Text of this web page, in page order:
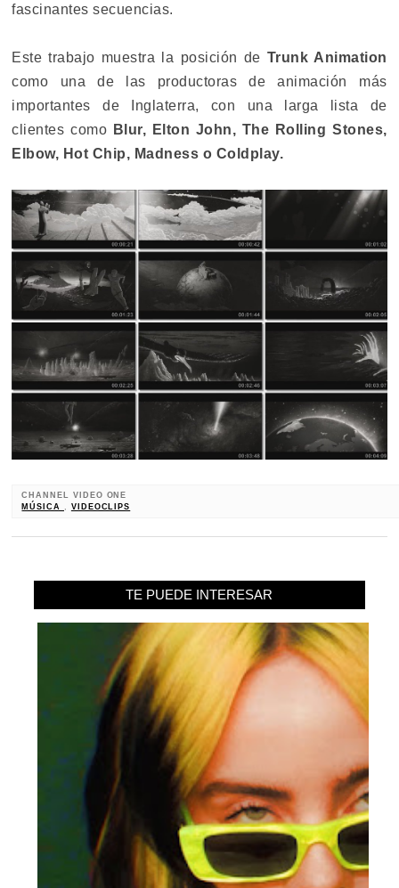
fascinantes secuencias.
Este trabajo muestra la posición de Trunk Animation
como una de las productoras de animación más
importantes de Inglaterra, con una larga lista de
clientes como Blur, Elton John, The Rolling Stones,
Elbow, Hot Chip, Madness o Coldplay.
CHANNEL VIDEO ONE
MÚSICA , VIDEOCLIPS
TE PUEDE INTERESAR